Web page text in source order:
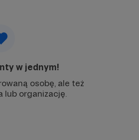
w jednym!
osobę, ale też
lub organizację.